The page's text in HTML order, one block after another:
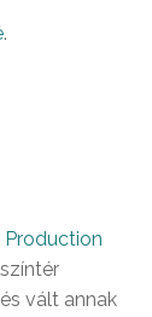
.
vált annak